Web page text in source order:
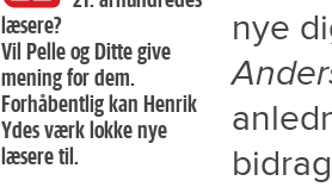
læsere?
Vil Pelle og Ditte give
mening for dem.
Forhåbentlig kan Henrik
Ydes værk lokke nye
læsere til.
nye